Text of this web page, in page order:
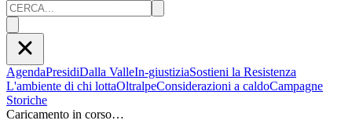
AgendaPresidiDalla ValleIn-giustiziaSostieni la Resistenza
L'ambiente di chi lottaOltralpeConsiderazioni a caldoCampagne
Storiche
Caricamento in corso…